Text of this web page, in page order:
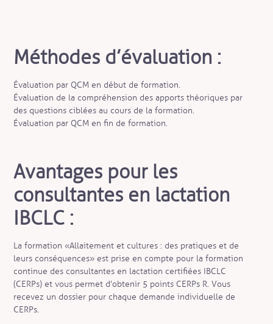
Méthodes d’évaluation :
Évaluation par QCM en début de formation.
Évaluation de la compréhension des apports théoriques par
des questions ciblées au cours de la formation.
Évaluation par QCM en fin de formation.
Avantages pour les
consultantes en lactation
IBCLC :
La formation «Allaitement et cultures : des pratiques et de
leurs conséquences» est prise en compte pour la formation
continue des consultantes en lactation certifiées IBCLC
(CERPs) et vous permet d’obtenir 5 points CERPs R. Vous
recevez un dossier pour chaque demande individuelle de
CERPs.